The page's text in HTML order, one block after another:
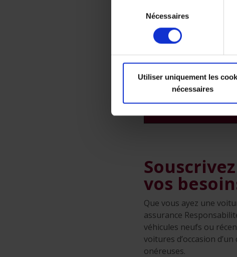
consentement
Nécessaires
Utiliser uniquement les
nécessaires
un certificat pour
Attention : lorsque
possession des
vous que les
officiels et
Belgique n’est
vos
Que vous ayez une
assurance
véhicules neufs ou
voitures d’occasion
onéreuses.